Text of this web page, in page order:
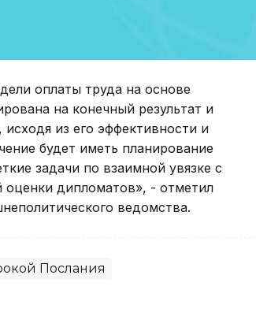
оплаты труда на основе
на конечный результат и
исходя из его эффективности и
будет иметь планирование
задачи по взаимной увязке с
дипломатов», - отметил
ведомства.
Послания